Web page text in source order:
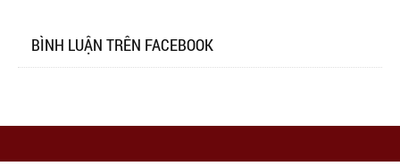
BÌNH LUẬN TRÊN FACEBOOK